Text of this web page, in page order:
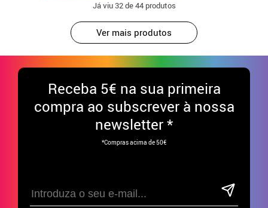
Já viu32de 44 produtos
Ver mais produtos
Receba 5€ na sua primeira
compra ao subscrever à nossa
newsletter *
*Compras acima de 50€